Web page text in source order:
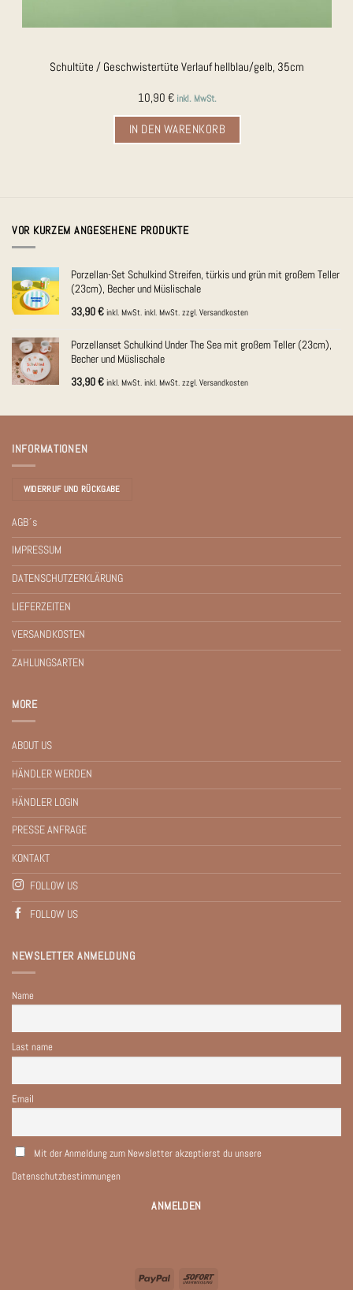
Schultüte / Geschwistertüte Verlauf hellblau/gelb, 35cm
10,90 € inkl. MwSt.
IN DEN WARENKORB
VOR KURZEM ANGESEHENE PRODUKTE
Porzellan-Set Schulkind Streifen, türkis und grün mit großem Teller
(23cm), Becher und Müslischale
33,90€ inkl. MwSt. inkl. MwSt. zzgl. Versandkosten
Porzellanset Schulkind Under The Sea mit großem Teller (23cm),
Becher und Müslischale
33,90€ inkl. MwSt. inkl. MwSt. zzgl. Versandkosten
INFORMATIONEN
WIDERRUF UND RÜCKGABE
AGB´s
IMPRESSUM
DATENSCHUTZERKLÄRUNG
LIEFERZEITEN
VERSANDKOSTEN
ZAHLUNGSARTEN
MORE
ABOUT US
HÄNDLER WERDEN
HÄNDLER LOGIN
PRESSE ANFRAGE
KONTAKT
FOLLOW US
FOLLOW US
NEWSLETTER ANMELDUNG
Name
Last name
Email
Mit der Anmeldung zum Newsletter akzeptierst du unsere
Datenschutzbestimmungen
PayPal Sofort